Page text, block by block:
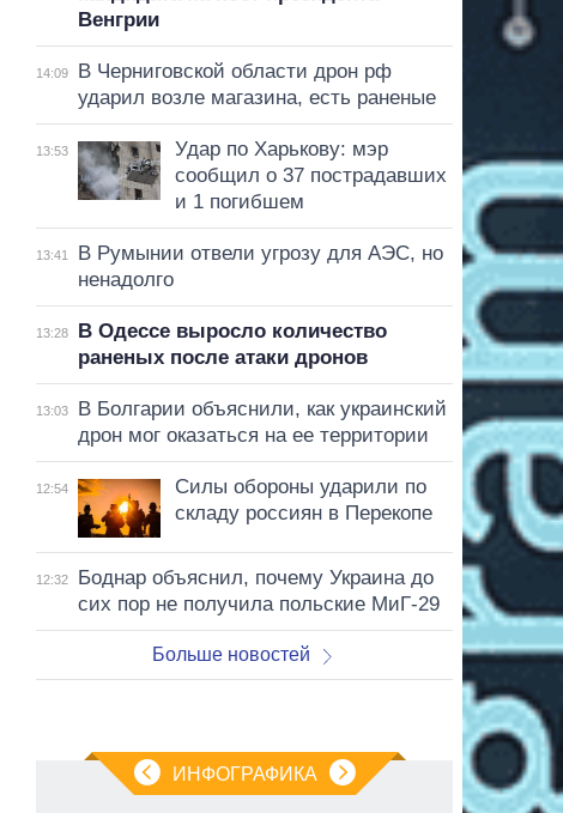
Венгрии
14:09
В Черниговской области дрон рф
ударил возле магазина, есть раненые
13:53
Удар по Харькову: мэр
сообщил о 37 пострадавших
и 1 погибшем
13:41
В Румынии отвели угрозу для АЭС, но
ненадолго
13:28
В Одессе выросло количество
раненых после атаки дронов
13:03
В Болгарии объяснили, как украинский
дрон мог оказаться на ее территории
12:54
Силы обороны ударили по
складу россиян в Перекопе
12:32
Боднар объяснил, почему Украина до
сих пор не получила польские МиГ-29
Больше новостей
ИНФОГРАФИКА